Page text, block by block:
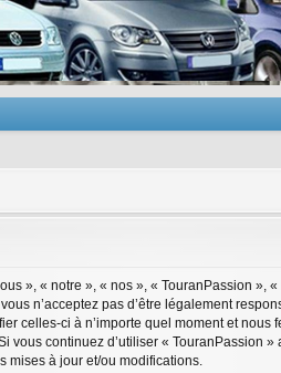
», « notre », « nos », « TouranPassion »,
n’acceptez pas d’être légalement
celles-ci à n’importe quel moment et
continuez d’utiliser « TouranPassion
mises à jour et/ou modifications.